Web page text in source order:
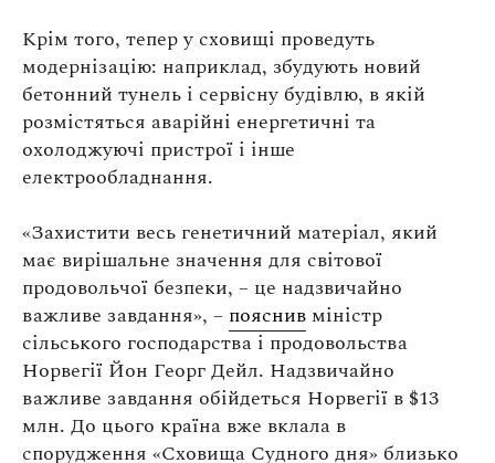
Крім того, тепер у сховищі проведуть
модернізацію: наприклад, збудують новий
бетонний тунель і сервісну будівлю, в якій
розмістяться аварійні енергетичні та
охолоджуючі пристрої і інше
електрообладнання.
«Захистити весь генетичний матеріал, який
має вирішальне значення для світової
продовольчої безпеки, – це надзвичайно
важливе завдання», – пояснив міністр
сільського господарства і продовольства
Норвегії Йон Георг Дейл. Надзвичайно
важливе завдання обійдеться Норвегії в $13
млн. До цього країна вже вклала в
спорудження «Сховища Судного дня» близько